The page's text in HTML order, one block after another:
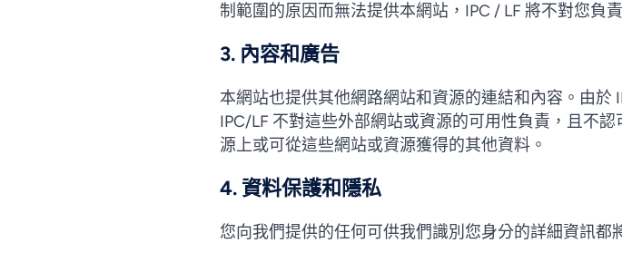
制範圍的原因而無法提供本網站，IPC / LF 將不對您負責
3. 內容和廣告
本網站也提供其他網路網站和資源的連結和內容。由
IPC/LF 不對這些外部網站或資源的可用性負責，且不
源上或可從這些網站或資源獲得的其他資料。
4. 資料保護和隱私
您向我們提供的任何可供我們識別您身分的詳細資訊都